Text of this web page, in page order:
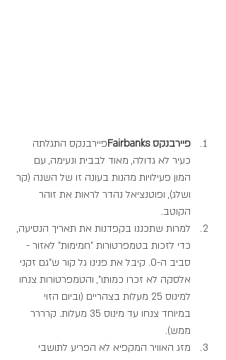
פיירבנקס Fairbanks
פיירבנקס התגלתה
כעיר לא גדולה, מאוד לבבית ונעימה, עם
המון פעילויות מהנות בעונה זו של השנה (קר
ושלג), ופוטנציאל נהדר לראות את זוהר
הקוטב.
למרות שתכננו בקפדנות את תאריך הנסיעה,
כדי לזכות בטמפרטורות "חמימות" לאזור -
סביב ה-0. קיבל את פנינו גל קור ש"גם זקני
אלסקה לא זכרו כמותו", והטמפרטורות צנחו
למינוס 25 מעלות בצהריים (וביום הזוי
במיוחד צנחו עד מינוס 35 מעלות. קרררר
ממש).
מזג האוויר המקפיא לא הפריע לתושבי